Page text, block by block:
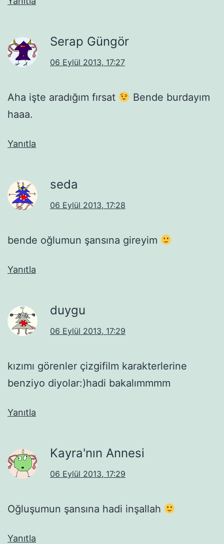
Serap Güngör
06 Eylül 2013, 17:27
Aha işte aradığım fırsat
Bende burdayım
haaa.
Yanıtla
seda
06 Eylül 2013, 17:28
bende oğlumun şansına gireyim
Yanıtla
duygu
06 Eylül 2013, 17:29
kızımı görenler çizgifilm karakterlerine
benziyo diyolar:)hadi bakalımmmm
Yanıtla
Kayra'nın Annesi
06 Eylül 2013, 17:29
Oğluşumun şansına hadi inşallah
Yanıtla